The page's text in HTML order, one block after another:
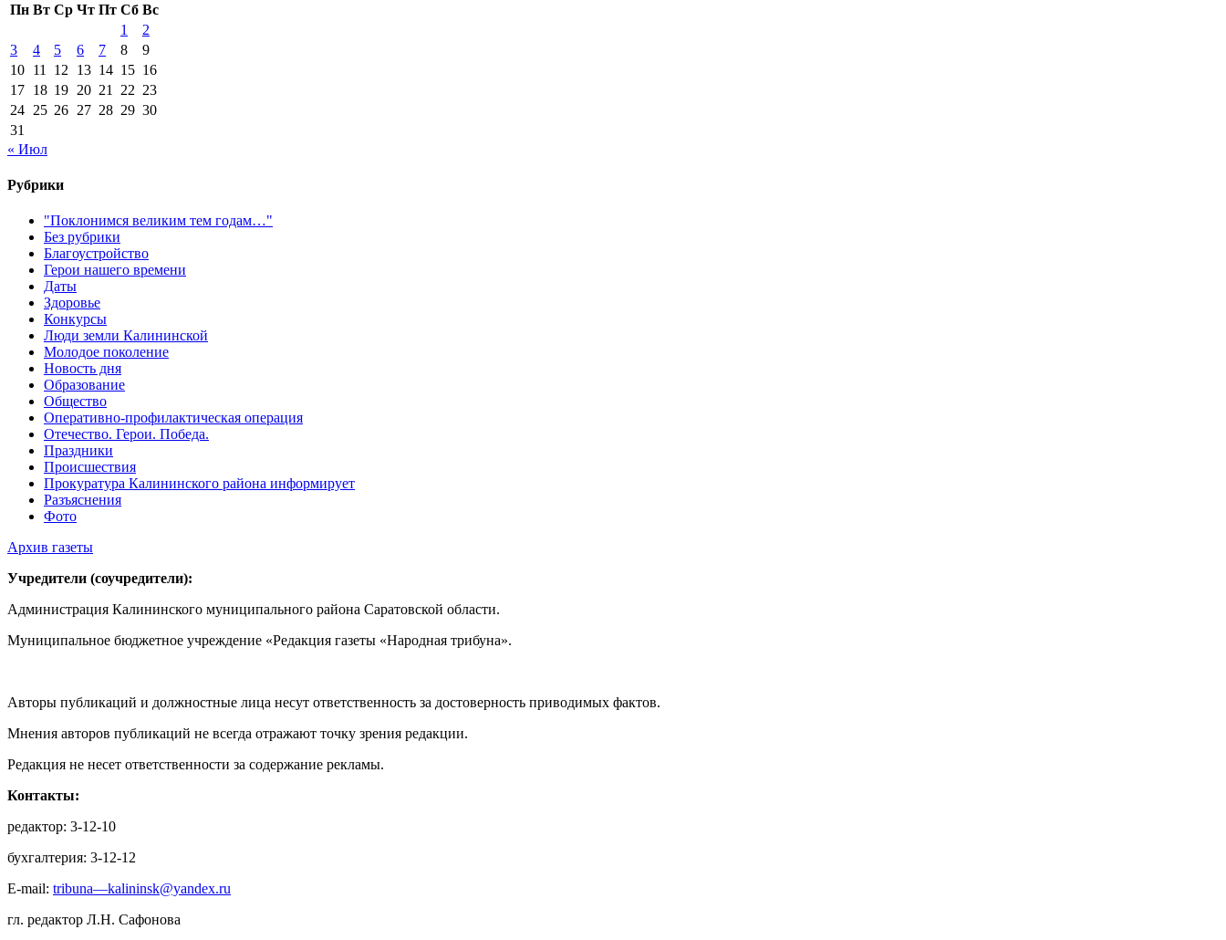
Пн Вт Ср Чт Пт Сб Вс
1
2
3
4 5 6 7 8
9
10 11 12 13 14 15 16
17 18 19 20 21 22 23
24 25 26 27 28 29 30
31
« Июл
Рубрики
"Поклонимся великим тем годам…"
Без рубрики
Благоустройство
Герои нашего времени
Даты
Здоровье
Конкурсы
Люди земли Калининской
Молодое поколение
Новость дня
Образование
Общество
Оперативно-профилактическая операция
Отечество. Герои. Победа.
Праздники
Происшествия
Прокуратура Калининского района информирует
Разъяснения
Фото
Архив газеты
Учредители (соучредители):
Администрация Калининского муниципального района Саратовской области.
Муниципальное бюджетное учреждение «Редакция газеты «Народная трибуна».
Авторы публикаций и должностные лица несут ответственность за достоверность приводимых фактов.
Мнения авторов публикаций не всегда отражают точку зрения редакции.
Редакция не несет ответственности за содержание рекламы.
Контакты:
редактор: 3-12-10
бухгалтерия: 3-12-12
E-mail: tribuna—kalininsk@yandex.ru
гл. редактор Л.Н. Сафонова